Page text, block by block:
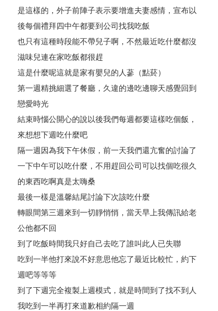
是這樣的，外子前陣子表示要增進夫妻感情，宣布以
後每個禮拜四中午都要到公司找我吃飯
也只有這種時段能不帶兒子啊，不然最近吃什麼都沒
滋味兒連在家吃飯都很趕
這是什麼呢這就是家有嬰兒的人蔘（點菸）
第一週精挑細選了餐廳，久違的邊吃邊聊天感覺回到
戀愛時光
結束時惱公開心的說以後我們每週都要這樣吃個飯，
來想想下週吃什麼吧
隔一週因為我下午休假，前一天我們還亢奮的討論了
一下中午可以吃什麼，不用趕回公司可以找個吃很久
的東西吃啊真是太嗨桑
最後一樣是溫馨結尾討論下次該吃什麼
轉眼間第三週來到一切靜悄悄，當天早上我傳訊給老
公他都不回
到了吃飯時間我只好自己去吃了誰叫此人已失聯
吃到一半他打來說不好意思他忘了最近比較忙，約下
週吧等等等
到了下週完全複製上週模式，就是時間到了找不到人
我吃到一半再打來道歉相約隔一週